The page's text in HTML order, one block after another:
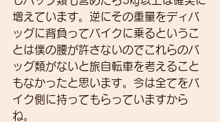
増えています。逆にその重量をディバ
ッグに背負ってバイクに乗るというこ
とは僕の腰が許さないのでこれらのバ
ッグ類がないと旅自転車を考えること
もなかったと思います。今は全てをバ
イク側に持ってもらっていますから
ね。